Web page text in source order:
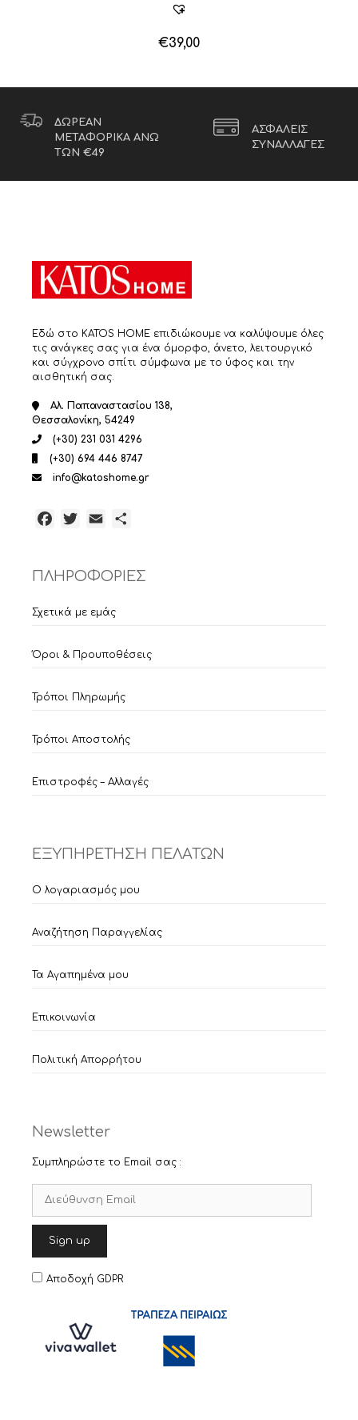
€39,00
ΔΩΡΕΑΝ
ΜΕΤΑΦΟΡΙΚΑ ΑΝΩ
ΤΩΝ €49
ΑΣΦΑΛΕΙΣ
ΣΥΝΑΛΛΑΓΕΣ
Εδώ στο KATOS HOME επιδιώκουμε να καλύψουμε όλες
τις ανάγκες σας για ένα όμορφο, άνετο, λειτουργικό
και σύγχρονο σπίτι σύμφωνα με το ύφος και την
αισθητική σας.
Αλ. Παπαναστασίου 138,
Θεσσαλονίκη, 54249
(+30) 231 031 4296
(+30) 694 446 8747
info@katoshome.gr
Facebook
TwitterEmail
ΠΛΗΡΟΦΟΡΙΕΣ
Σχετικά με εμάς
Όροι & Προυποθέσεις
Τρόποι Πληρωμής
Τρόποι Αποστολής
Επιστροφές – Αλλαγές
ΕΞΥΠΗΡΕΤΗΣΗ ΠΕΛΑΤΩΝ
Ο λογαριασμός μου
Αναζήτηση Παραγγελίας
Τα Αγαπημένα μου
Επικοινωνία
Πολιτική Απορρήτου
Newsletter
Συμπληρώστε το Email σας :
Αποδοχή GDPR